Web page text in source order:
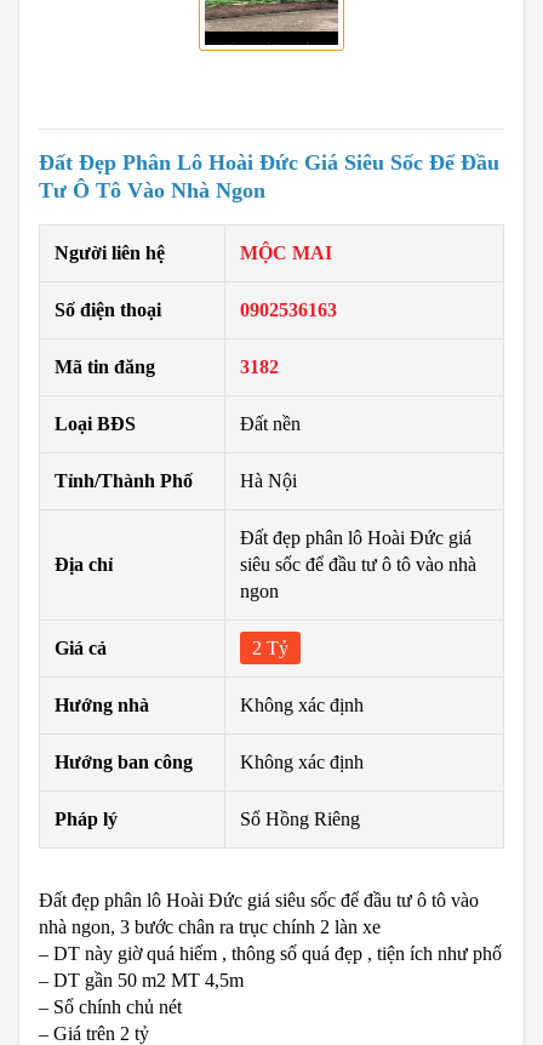
Đất Đẹp Phân Lô Hoài Đức Giá Siêu Sốc Để Đầu
Tư Ô Tô Vào Nhà Ngon
Người liên hệ MỘC MAI
Số điện thoại 0902536163
Mã tin đăng 3182
Loại BĐS Đất nền
Tỉnh/Thành Phố Hà Nội
Địa chỉ
Đất đẹp phân lô Hoài Đức giá
siêu sốc để đầu tư ô tô vào nhà
ngon
Giá cả 2 Tỷ
Hướng nhà Không xác định
Hướng ban công Không xác định
Pháp lý Sổ Hồng Riêng
Đất đẹp phân lô Hoài Đức giá siêu sốc để đầu tư ô tô vào
nhà ngon, 3 bước chân ra trục chính 2 làn xe
– DT này giờ quá hiếm , thông số quá đẹp , tiện ích như phố
– DT gần 50 m2 MT 4,5m
– Sổ chính chủ nét
– Giá trên 2 tỷ